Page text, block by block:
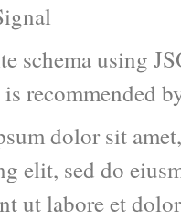
schema using
recommended
dolor sit
elit, sed do
ut labore et